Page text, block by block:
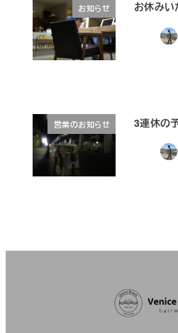
お知らせ お休みい
営業のお知らせ 3連休の